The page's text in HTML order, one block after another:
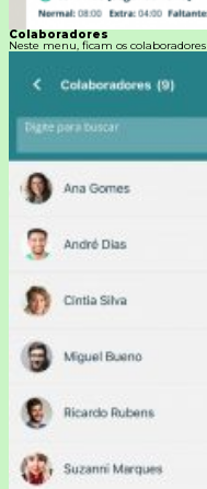
Colaboradores
Neste menu, ficam os